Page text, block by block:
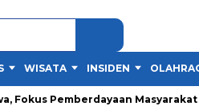
WISATA INSIDEN
Pemberdayaan Masyarakat